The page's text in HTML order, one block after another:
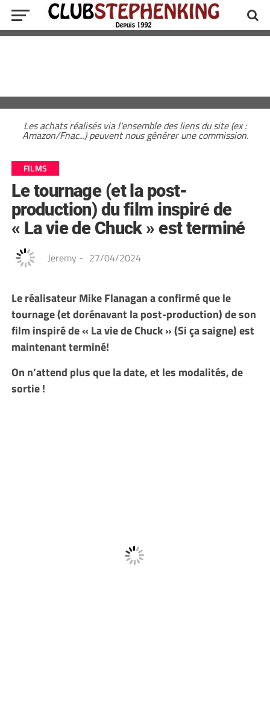
Les achats réalisés via l'ensemble des liens du site (ex :
Amazon/Fnac...) peuvent nous générer une commission.
FILMS
Le tournage (et la post-
production) du film inspiré de
« La vie de Chuck » est terminé
Jeremy - 27/04/2024
Le réalisateur Mike Flanagan a confirmé que le
tournage (et dorénavant la post-production) de son
film inspiré de « La vie de Chuck » (Si ça saigne) est
maintenant terminé!
On n’attend plus que la date, et les modalités, de
sortie !